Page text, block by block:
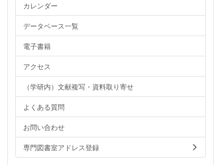
カレンダー
データベース一覧
電子書籍
アクセス
（学研内）文献複写・資料取り寄せ
よくある質問
お問い合わせ
専門図書室アドレス登録